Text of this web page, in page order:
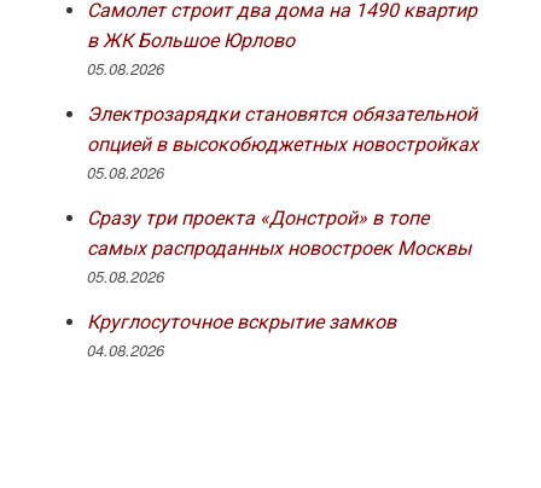
Самолет строит два дома на 1490 квартир
в ЖК Большое Юрлово
05.08.2026
Электрозарядки становятся обязательной
опцией в высокобюджетных новостройках
05.08.2026
Сразу три проекта «Донстрой» в топе
самых распроданных новостроек Москвы
05.08.2026
Круглосуточное вскрытие замков
04.08.2026